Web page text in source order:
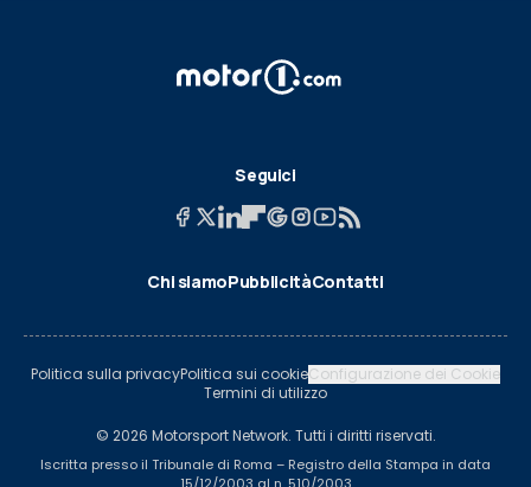
Seguici
Chi siamoPubblicitàContatti
Politica sulla privacyPolitica sui cookieConfigurazione dei Cookie
Termini di utilizzo
© 2026 Motorsport Network. Tutti i diritti riservati.
Iscritta presso il Tribunale di Roma – Registro della Stampa in data